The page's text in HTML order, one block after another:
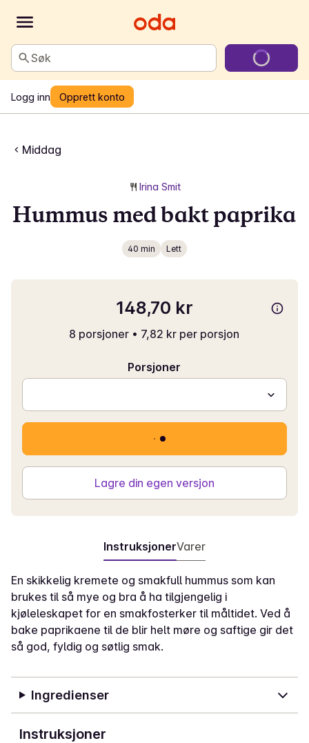
Søk
Logg inn Opprett konto
Middag
Irina Smit
Hummus med bakt paprika
40 min Lett
148,70 kr
8 porsjoner • 7,82 kr per porsjon
Porsjoner
Lagre din egen versjon
InstruksjonerVarer
En skikkelig kremete og smakfull hummus som kan
brukes til så mye og bra å ha tilgjengelig i
kjøleleskapet for en smakfosterker til måltidet. Ved å
bake paprikaene til de blir helt møre og saftige gir det
så god, fyldig og søtlig smak.
Ingredienser
Instruksjoner